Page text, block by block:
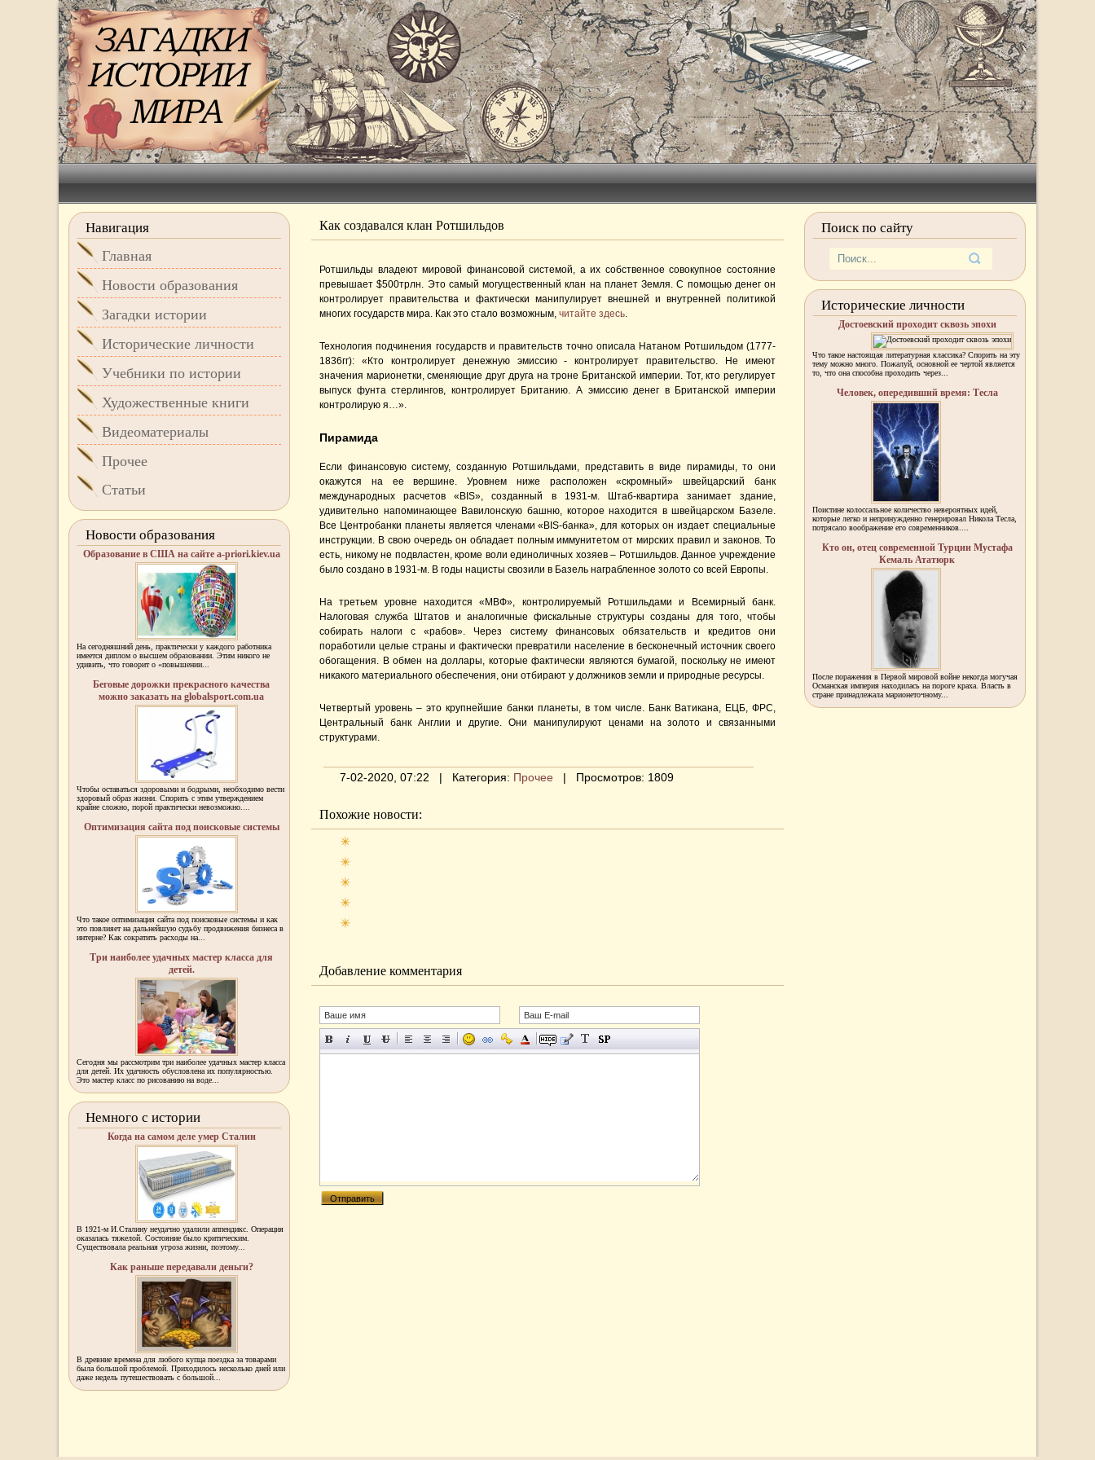
Как создавался клан Ротшильдов
Ротшильды владеют мировой финансовой системой, а их собственное совокупное состояние
превышает $500трлн. Это самый могущественный клан на планет Земля. С помощью денег он
контролирует правительства и фактически манипулирует внешней и внутренней политикой
многих государств мира. Как это стало возможным, читайте здесь.
Технология подчинения государств и правительств точно описала Натаном Ротшильдом (1777-
1836гг): «Кто контролирует денежную эмиссию - контролирует правительство. Не имеют
значения марионетки, сменяющие друг друга на троне Британской империи. Тот, кто регулирует
выпуск фунта стерлингов, контролирует Британию. А эмиссию денег в Британской империи
контролирую я…».
Пирамида
Если финансовую систему, созданную Ротшильдами, представить в виде пирамиды, то они
окажутся на ее вершине. Уровнем ниже расположен «скромный» швейцарский банк
международных расчетов «BIS», созданный в 1931-м. Штаб-квартира занимает здание,
удивительно напоминающее Вавилонскую башню, которое находится в швейцарском Базеле.
Все Центробанки планеты является членами «BIS-банка», для которых он издает специальные
инструкции. В свою очередь он обладает полным иммунитетом от мирских правил и законов. То
есть, никому не подвластен, кроме воли единоличных хозяев – Ротшильдов. Данное учреждение
было создано в 1931-м. В годы нацисты свозили в Базель награбленное золото со всей Европы.
На третьем уровне находится «МВФ», контролируемый Ротшильдами и Всемирный банк.
Налоговая служба Штатов и аналогичные фискальные структуры созданы для того, чтобы
собирать налоги с «рабов». Через систему финансовых обязательств и кредитов они
поработили целые страны и фактически превратили население в бесконечный источник своего
обогащения. В обмен на доллары, которые фактически являются бумагой, поскольку не имеют
никакого материального обеспечения, они отбирают у должников земли и природные ресурсы.
Четвертый уровень – это крупнейшие банки планеты, в том числе. Банк Ватикана, ЕЦБ, ФРС,
Центральный банк Англии и другие. Они манипулируют ценами на золото и связанными
структурами.
7-02-2020, 07:22 | Категория: Прочее | Просмотров: 1809
Похожие новости:
Добавление комментария
Навигация
Главная
Новости образования
Загадки истории
Исторические личности
Учебники по истории
Художественные книги
Видеоматериалы
Прочее
Статьи
Новости образования
Образование в США на сайте a-priori.kiev.ua
На сегодняшний день, практически у каждого работника
имеется диплом о высшем образовании. Этим никого не
удивить, что говорит о «повышении...
Беговые дорожки прекрасного качества
можно заказать на globalsport.com.ua
Чтобы оставаться здоровыми и бодрыми, необходимо вести
здоровый образ жизни. Спорить с этим утверждением
крайне сложно, порой практически невозможно....
Оптимизация сайта под поисковые системы
Что такое оптимизация сайта под поисковые системы и как
это повлияет на дальнейшую судьбу продвижения бизнеса в
интерне? Как сократить расходы на...
Три наиболее удачных мастер класса для
детей.
Сегодня мы рассмотрим три наиболее удачных мастер класса
для детей. Их удачность обусловлена их популярностью.
Это мастер класс по рисованию на воде...
Немного с истории
Когда на самом деле умер Сталин
В 1921-м И.Сталину неудачно удалили аппендикс. Операция
оказалась тяжелой. Состояние было критическим.
Существовала реальная угроза жизни, поэтому...
Как раньше передавали деньги?
В древние времена для любого купца поездка за товарами
была большой проблемой. Приходилось несколько дней или
даже недель путешествовать с большой...
Поиск по сайту
Исторические личности
Достоевский проходит сквозь эпохи
Что такое настоящая литературная классика? Спорить на эту
тему можно много. Пожалуй, основной ее чертой является
то, что она способна проходить через...
Человек, опередивший время: Тесла
Поистине колоссальное количество невероятных идей,
которые легко и непринужденно генерировал Никола Тесла,
потрясало воображение его современников....
Кто он, отец современной Турции Мустафа
Кемаль Ататюрк
После поражения в Первой мировой войне некогда могучая
Османская империя находилась на пороге краха. Власть в
стране принадлежала марионеточному...